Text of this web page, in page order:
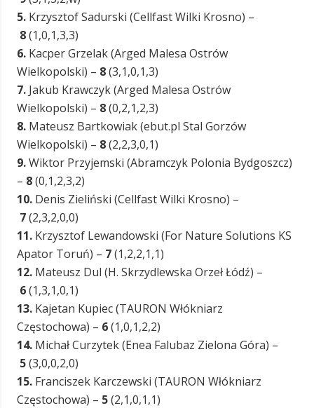
5. Krzysztof Sadurski (Cellfast Wilki Krosno) –
8(1,0,1,3,3)
6. Kacper Grzelak (Arged Malesa Ostrów
Wielkopolski) – 8(3,1,0,1,3)
7. Jakub Krawczyk (Arged Malesa Ostrów
Wielkopolski) – 8(0,2,1,2,3)
8. Mateusz Bartkowiak (ebut.pl Stal Gorzów
Wielkopolski) – 8(2,2,3,0,1)
9.Wiktor Przyjemski (Abramczyk Polonia Bydgoszcz)
– 8(0,1,2,3,2)
10. Denis Zieliński (Cellfast Wilki Krosno) –
7(2,3,2,0,0)
11. Krzysztof Lewandowski (For Nature Solutions KS
Apator Toruń) – 7(1,2,2,1,1)
12. Mateusz Dul (H. Skrzydlewska Orzeł Łódź) –
6(1,3,1,0,1)
13. Kajetan Kupiec (TAURON Włókniarz
Częstochowa) – 6(1,0,1,2,2)
14. Michał Curzytek (Enea Falubaz Zielona Góra) –
5(3,0,0,2,0)
15. Franciszek Karczewski (TAURON Włókniarz
Częstochowa) – 5(2,1,0,1,1)